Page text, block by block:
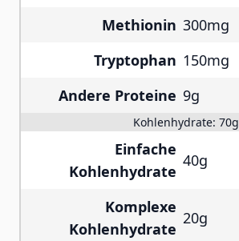
Methionin 300mg
Tryptophan 150mg
Andere Proteine 9g
Kohlenhydrate: 70g
Einfache
Kohlenhydrate
40g
Komplexe
Kohlenhydrate
20g